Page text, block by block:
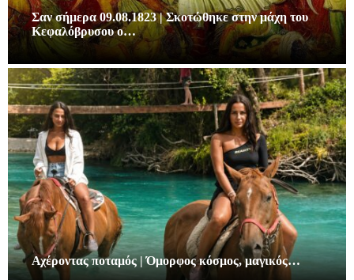
Σαν σήμερα 09.08.1823 | Σκοτώθηκε στην μάχη του
Κεφαλόβρυσου ο…
Αχέροντας ποταμός | Όμορφος κόσμος, μαγικός…